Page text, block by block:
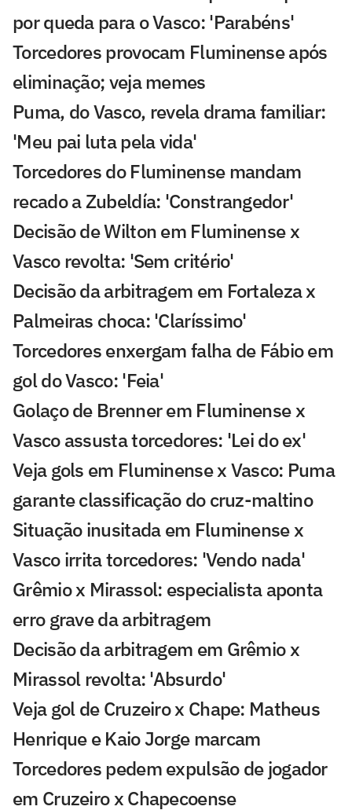
por queda para o Vasco: 'Parabéns'
Torcedores provocam Fluminense após
eliminação; veja memes
Puma, do Vasco, revela drama familiar:
'Meu pai luta pela vida'
Torcedores do Fluminense mandam
recado a Zubeldía: 'Constrangedor'
Decisão de Wilton em Fluminense x
Vasco revolta: 'Sem critério'
Decisão da arbitragem em Fortaleza x
Palmeiras choca: 'Claríssimo'
Torcedores enxergam falha de Fábio em
gol do Vasco: 'Feia'
Golaço de Brenner em Fluminense x
Vasco assusta torcedores: 'Lei do ex'
Veja gols em Fluminense x Vasco: Puma
garante classificação do cruz-maltino
Situação inusitada em Fluminense x
Vasco irrita torcedores: 'Vendo nada'
Grêmio x Mirassol: especialista aponta
erro grave da arbitragem
Decisão da arbitragem em Grêmio x
Mirassol revolta: 'Absurdo'
Veja gol de Cruzeiro x Chape: Matheus
Henrique e Kaio Jorge marcam
Torcedores pedem expulsão de jogador
em Cruzeiro x Chapecoense